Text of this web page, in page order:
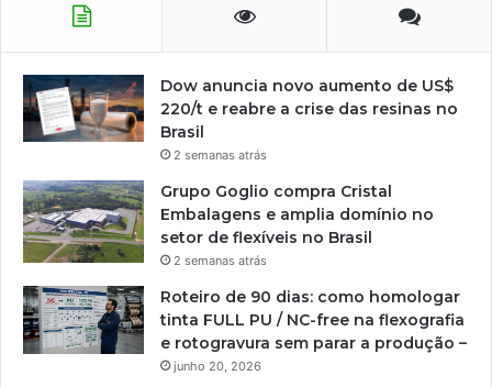
Dow anuncia novo aumento de US$
220/t e reabre a crise das resinas no
Brasil
2 semanas atrás
Grupo Goglio compra Cristal
Embalagens e amplia domínio no
setor de flexíveis no Brasil
2 semanas atrás
Roteiro de 90 dias: como homologar
tinta FULL PU / NC-free na flexografia
e rotogravura sem parar a produção –
junho 20, 2026